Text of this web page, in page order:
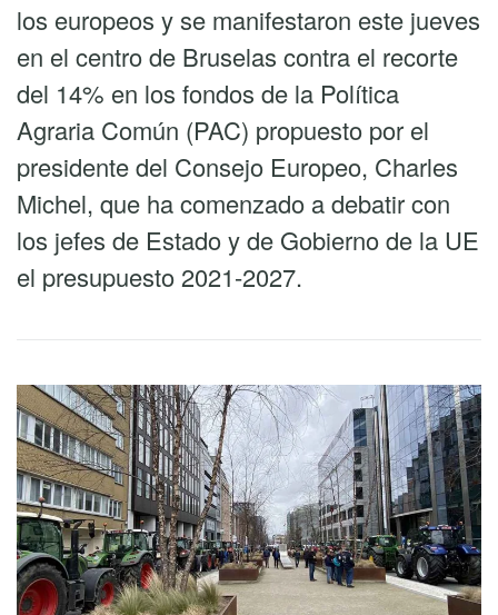
los europeos y se manifestaron este jueves
en el centro de Bruselas contra el recorte
del 14% en los fondos de la Política
Agraria Común (PAC) propuesto por el
presidente del Consejo Europeo, Charles
Michel, que ha comenzado a debatir con
los jefes de Estado y de Gobierno de la UE
el presupuesto 2021-2027.